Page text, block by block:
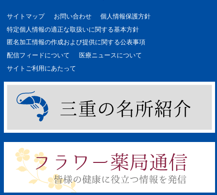
サイトマップ お問い合わせ
個人情報保護方針
特定個人情報の適正な取扱いに関する基本方針
匿名加工情報の作成および提供に関する公表事項
配信フィードについて
医療ニュースについて
サイトご利用にあたって